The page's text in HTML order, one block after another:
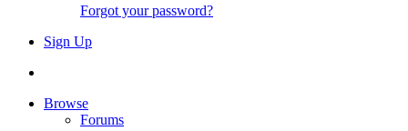
Forgot your password?
Sign Up
Browse
Forums